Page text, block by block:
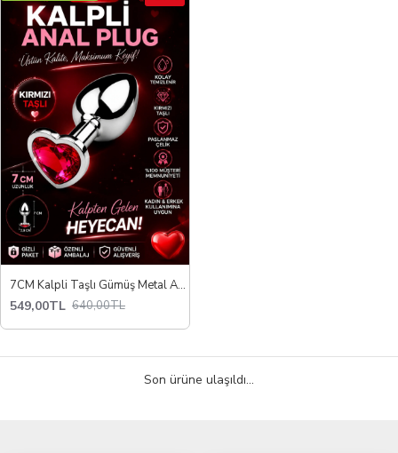
7CM Kalpli Taşlı Gümüş Metal Anal Plug
549,00TL 640,00TL
Son ürüne ulaşıldı...